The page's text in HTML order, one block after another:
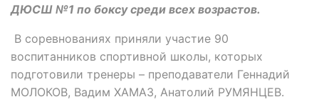
ДЮСШ №1 по боксу среди всех возрастов.
В соревнованиях приняли участие 90
воспитанников спортивной школы, которых
подготовили тренеры – преподаватели Геннадий
МОЛОКОВ, Вадим ХАМАЗ, Анатолий РУМЯНЦЕВ.